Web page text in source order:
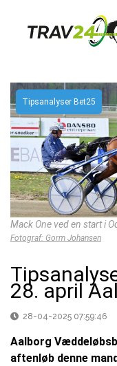
Tipsanalyser Bet25
Mack One ved en start i
Fotograf: Gorm Johansen
28. april
28-04-2025 07:59:46
Aalborg
aftenløb denne